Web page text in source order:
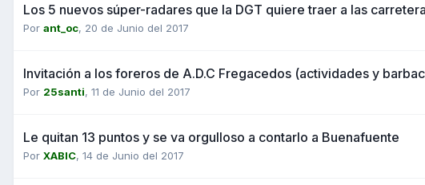
Los 5 nuevos súper-radares que la DGT quiere traer a las
Por ant_oc, 20 de Junio del 2017
Invitación a los foreros de A.D.C Fregacedos (actividades y
Por 25santi, 11 de Junio del 2017
Le quitan 13 puntos y se va orgulloso a contarlo a Buenafuente
Por XABIC, 14 de Junio del 2017